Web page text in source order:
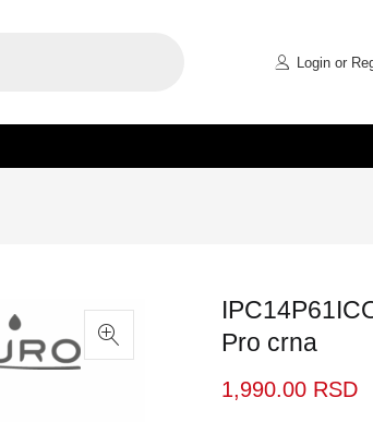
Login or
Pro crna
1,990.00 RSD